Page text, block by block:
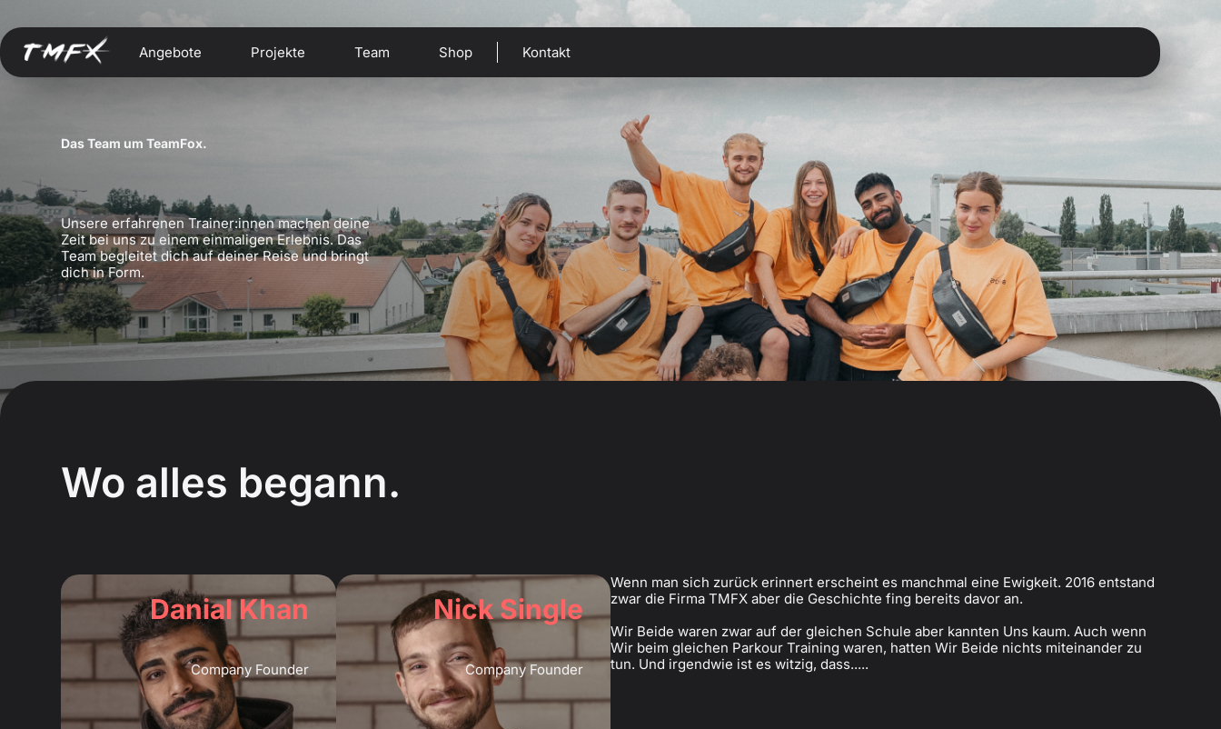
Angebote Projekte Team Shop Kontakt
Das Team um TeamFox.
Unsere erfahrenen Trainer:innen machen deine
Zeit bei uns zu einem einmaligen Erlebnis. Das
Team begleitet dich auf deiner Reise und bringt
dich in Form.
Wo alles begann.
Danial Khan
Company Founder
Nick Single
Company Founder
Wenn man sich zurück erinnert erscheint es manchmal eine Ewigkeit. 2016 entstand
zwar die Firma TMFX aber die Geschichte fing bereits davor an.
Wir Beide waren zwar auf der gleichen Schule aber kannten Uns kaum. Auch wenn
Wir beim gleichen Parkour Training waren, hatten Wir Beide nichts miteinander zu
tun. Und irgendwie ist es witzig, dass.....